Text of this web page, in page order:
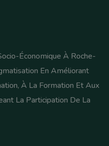
Économique À Roche-
En Améliorant
À La Formation Et Aux
La Participation De La